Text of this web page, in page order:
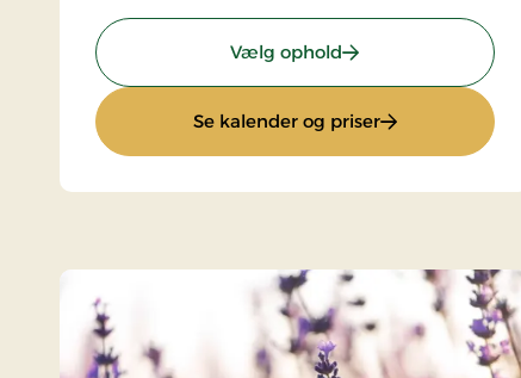
Vælg ophold: Miniferie 4 dage
Se kalender og priser: Miniferie 4 dage